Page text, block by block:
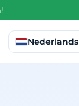
Taal selecteren
Nederlands